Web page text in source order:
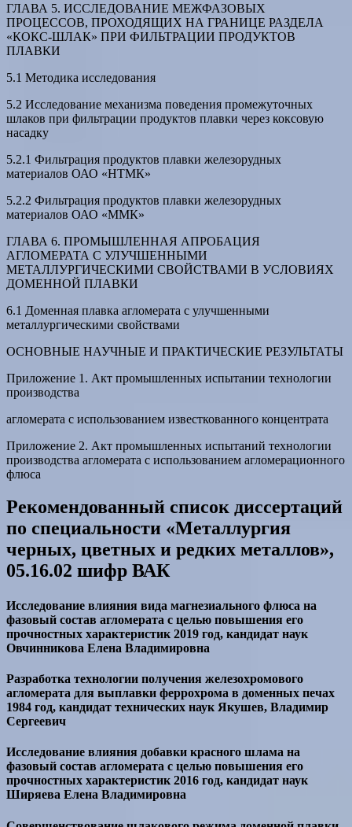
ГЛАВА 5. ИССЛЕДОВАНИЕ МЕЖФАЗОВЫХ
ПРОЦЕССОВ, ПРОХОДЯЩИХ НА ГРАНИЦЕ РАЗДЕЛА
«КОКС-ШЛАК» ПРИ ФИЛЬТРАЦИИ ПРОДУКТОВ
ПЛАВКИ
5.1 Методика исследования
5.2 Исследование механизма поведения промежуточных
шлаков при фильтрации продуктов плавки через коксовую
насадку
5.2.1 Фильтрация продуктов плавки железорудных
материалов ОАО «НТМК»
5.2.2 Фильтрация продуктов плавки железорудных
материалов ОАО «ММК»
ГЛАВА 6. ПРОМЫШЛЕННАЯ АПРОБАЦИЯ
АГЛОМЕРАТА С УЛУЧШЕННЫМИ
МЕТАЛЛУРГИЧЕСКИМИ СВОЙСТВАМИ В УСЛОВИЯХ
ДОМЕННОЙ ПЛАВКИ
6.1 Доменная плавка агломерата с улучшенными
металлургическими свойствами
ОСНОВНЫЕ НАУЧНЫЕ И ПРАКТИЧЕСКИЕ РЕЗУЛЬТАТЫ
Приложение 1. Акт промышленных испытании технологии
производства
агломерата с использованием известкованного концентрата
Приложение 2. Акт промышленных испытаний технологии
производства агломерата с использованием агломерационного
флюса
Рекомендованный список диссертаций
по специальности «Металлургия
черных, цветных и редких металлов»,
05.16.02 шифр ВАК
Исследование влияния вида магнезиального флюса на
фазовый состав агломерата с целью повышения его
прочностных характеристик 2019 год, кандидат наук
Овчинникова Елена Владимировна
Разработка технологии получения железохромового
агломерата для выплавки феррохрома в доменных печах
1984 год, кандидат технических наук Якушев, Владимир
Сергеевич
Исследование влияния добавки красного шлама на
фазовый состав агломерата с целью повышения его
прочностных характеристик 2016 год, кандидат наук
Ширяева Елена Владимировна